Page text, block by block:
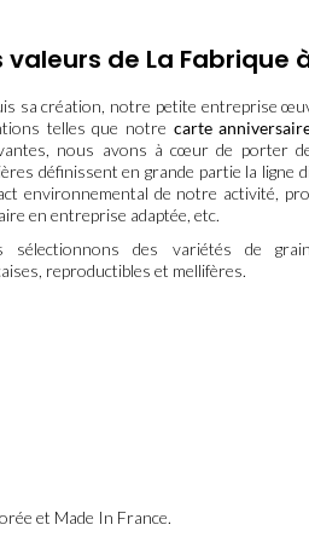
valeurs de La Fabrique
sa création, notre petite entreprise
telles que notre carte
nous avons à cœur de porter
définissent en grande partie la ligne
environnemental de notre activité,
en entreprise adaptée, etc.
sélectionnons des variétés de
reproductibles et mellifères.
et Made In France.